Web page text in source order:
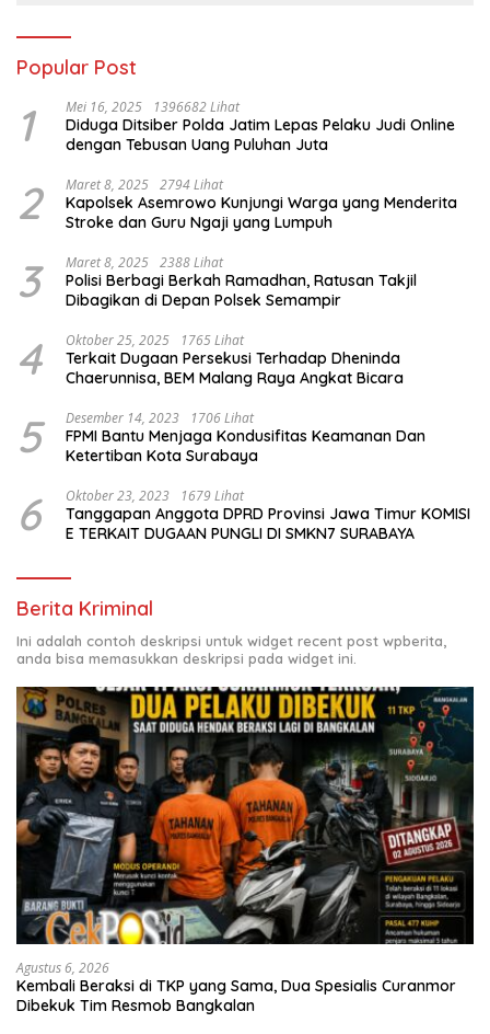
Popular Post
1 Mei 16, 2025 1396682 Lihat
Diduga Ditsiber Polda Jatim Lepas Pelaku Judi Online
dengan Tebusan Uang Puluhan Juta
2 Maret 8, 2025 2794 Lihat
Kapolsek Asemrowo Kunjungi Warga yang Menderita
Stroke dan Guru Ngaji yang Lumpuh
3 Maret 8, 2025 2388 Lihat
Polisi Berbagi Berkah Ramadhan, Ratusan Takjil
Dibagikan di Depan Polsek Semampir
4 Oktober 25, 2025 1765 Lihat
Terkait Dugaan Persekusi Terhadap Dheninda
Chaerunnisa, BEM Malang Raya Angkat Bicara
5 Desember 14, 2023 1706 Lihat
FPMI Bantu Menjaga Kondusifitas Keamanan Dan
Ketertiban Kota Surabaya
6 Oktober 23, 2023 1679 Lihat
Tanggapan Anggota DPRD Provinsi Jawa Timur KOMISI
E TERKAIT DUGAAN PUNGLI DI SMKN7 SURABAYA
Berita Kriminal
Ini adalah contoh deskripsi untuk widget recent post wpberita,
anda bisa memasukkan deskripsi pada widget ini.
Agustus 6, 2026
Kembali Beraksi di TKP yang Sama, Dua Spesialis Curanmor
Dibekuk Tim Resmob Bangkalan